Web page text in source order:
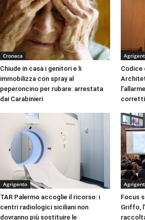
Cronaca
Chiude in casa i genitori e li
immobilizza con spray al
peperoncino per rubare: arrestata
dai Carabinieri
Codice
Agrigento
TAR Palermo accoglie il ricorso: i
centri radiologici siciliani non
dovranno più sostituire le
Focus
Griffo,